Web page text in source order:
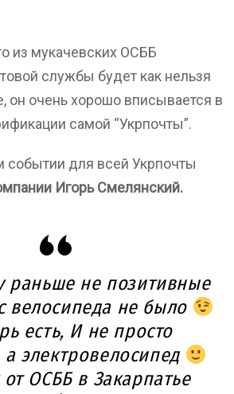
из мукачевских ОСББ
службы будет как нельзя
он очень хорошо вписывается в
самой “Укрпочты”.
событии для всей Укрпочты
Игорь Смелянский.
раньше не позитивные
велосипеда не было
есть, И не просто
электровелосипед
ОСББ в Закарпатье